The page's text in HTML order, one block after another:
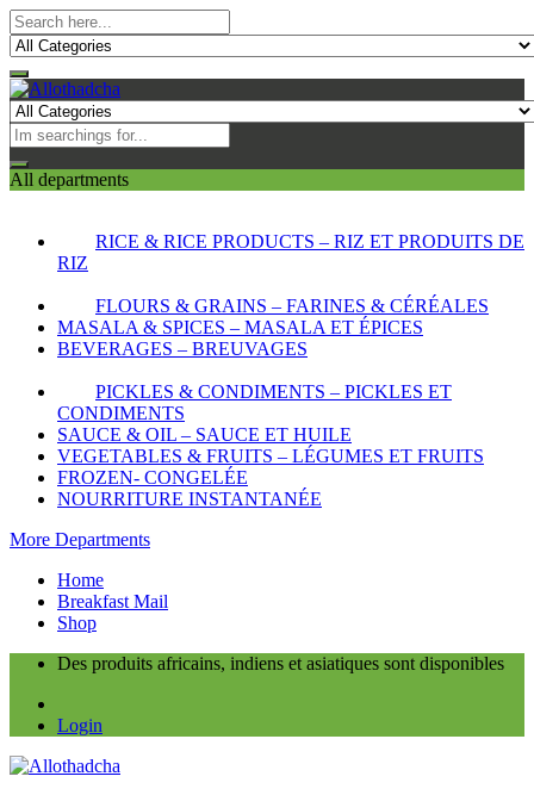
All departments
RICE & RICE PRODUCTS – RIZ ET PRODUITS DE
RIZ
FLOURS & GRAINS – FARINES & CÉRÉALES
MASALA & SPICES – MASALA ET ÉPICES
BEVERAGES – BREUVAGES
PICKLES & CONDIMENTS – PICKLES ET
CONDIMENTS
SAUCE & OIL – SAUCE ET HUILE
VEGETABLES & FRUITS – LÉGUMES ET FRUITS
FROZEN- CONGELÉE
NOURRITURE INSTANTANÉE
More Departments
Home
Breakfast Mail
Shop
Des produits africains, indiens et asiatiques sont disponibles
Login